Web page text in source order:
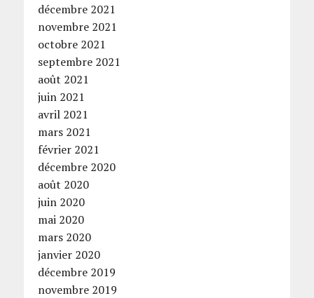
décembre 2021
novembre 2021
octobre 2021
septembre 2021
août 2021
juin 2021
avril 2021
mars 2021
février 2021
décembre 2020
août 2020
juin 2020
mai 2020
mars 2020
janvier 2020
décembre 2019
novembre 2019